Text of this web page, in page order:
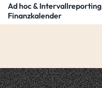
Ad hoc &
Finanzkalender